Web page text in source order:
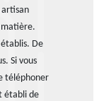
artisan
matière.
De
Si vous
téléphoner
établi de